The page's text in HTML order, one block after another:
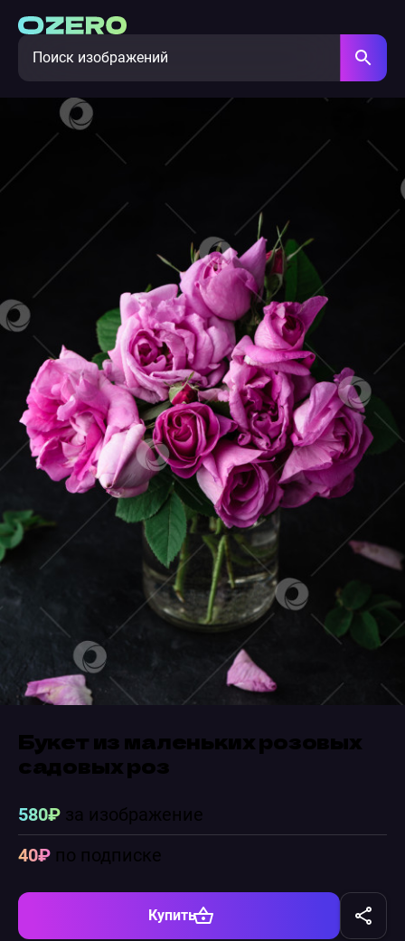
Букет из маленьких розовых
садовых роз
580₽за изображение
40₽по подписке
Купить